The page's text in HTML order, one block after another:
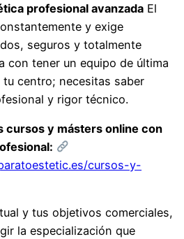
profesional avanzadaEl
y exige
seguros y totalmente
con tener un equipo de última
centro; necesitas saber
y rigor técnico.
cursos y másters online con
cursos-y-
y tus objetivos comerciales,
la especialización que